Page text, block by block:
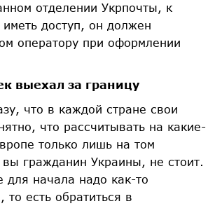
отделении Укрпочты, к
иметь доступ, он должен
оператору при оформлении
выехал за границу
что в каждой стране свои
что рассчитывать на какие-
только лишь на том
гражданин Украины, не стоит.
для начала надо как-то
то есть обратиться в